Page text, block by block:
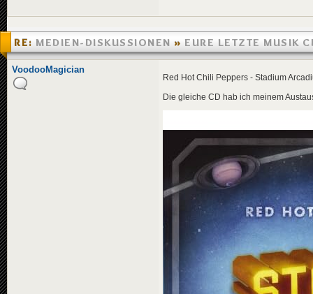
RE: MEDIEN-DISKUSSIONEN » EURE LETZTE MUSIK
»29.12.2006 21:30
VoodooMagician
Red Hot Chili Peppers - Stadium
Die gleiche CD hab ich meinem